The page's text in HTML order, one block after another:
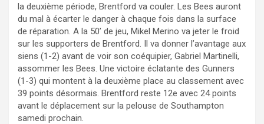
la deuxième période, Brentford va couler. Les Bees auront
du mal à écarter le danger à chaque fois dans la surface
de réparation. A la 50’ de jeu, Mikel Merino va jeter le froid
sur les supporters de Brentford. Il va donner l’avantage aux
siens (1-2) avant de voir son coéquipier, Gabriel Martinelli,
assommer les Bees. Une victoire éclatante des Gunners
(1-3) qui montent à la deuxième place au classement avec
39 points désormais. Brentford reste 12e avec 24 points
avant le déplacement sur la pelouse de Southampton
samedi prochain.